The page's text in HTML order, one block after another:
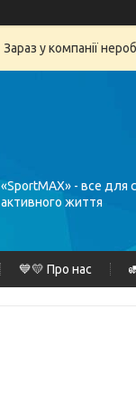
Зараз у компанії
«SportMAX» - все для
активного життя
💙💛 Про нас